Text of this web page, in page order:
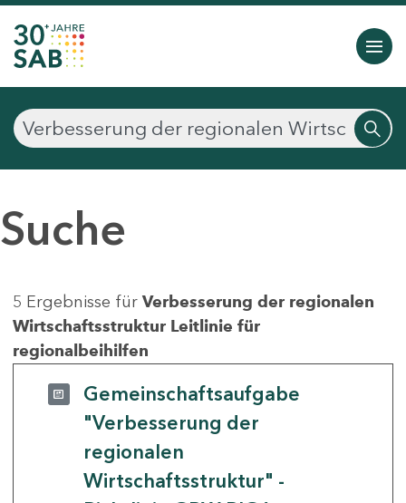
Suche
5 Ergebnisse für Verbesserung der regionalen
Wirtschaftsstruktur Leitlinie für
regionalbeihilfen
Gemeinschaftsaufgabe
"Verbesserung der
regionalen
Wirtschaftsstruktur" -